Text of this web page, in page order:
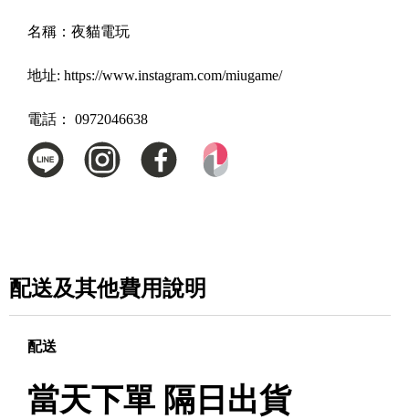
名稱： 夜貓電玩
地址: https://www.instagram.com/miugame/
電話： 0972046638
配送及其他費用說明
配送
當天下單 隔日出貨